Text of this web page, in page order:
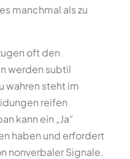
manchmal als zu
oft den
werden subtil
wahren steht im
reifen
kann ein „Ja“
haben und erfordert
nonverbaler Signale.